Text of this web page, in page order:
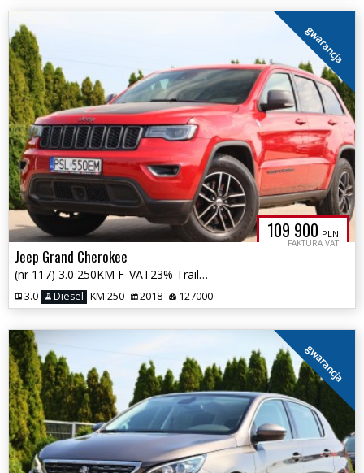
109 900 PLN
FAKTURA VAT
gwarancja
Jeep Grand Cherokee
(nr 117) 3.0 250KM F_VAT23% TrailHawk Kamera Tempomat Klima Gwarancja!
3.0 Diesel KM 250 2018 127000
gwarancja